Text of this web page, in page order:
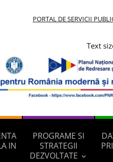
PORTAL DE SERVICII
Text
IN
PROGRAME SI
STRATEGII
DEZVOLTATE